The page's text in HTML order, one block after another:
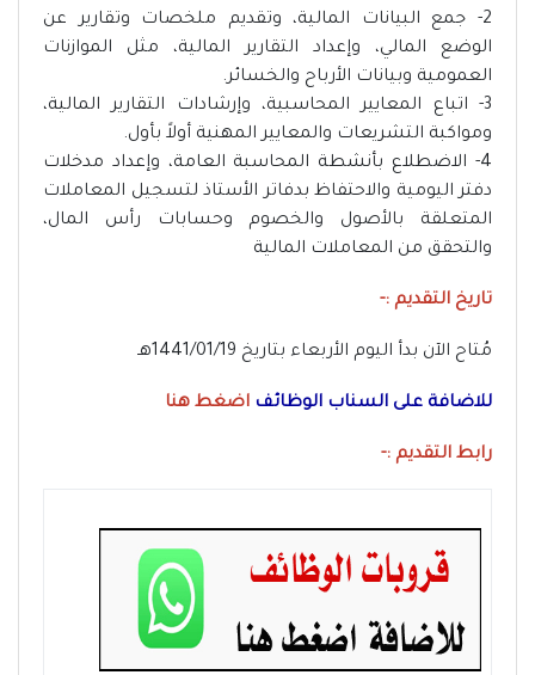
2- جمع البيانات المالية، وتقديم ملخصات وتقارير عن
الوضع المالي، وإعداد التقارير المالية، مثل الموازنات
العمومية وبيانات الأرباح والخسائر.
3- اتباع المعايير المحاسبية، وإرشادات التقارير المالية،
ومواكبة التشريعات والمعايير المهنية أولاً بأول.
4- الاضطلاع بأنشطة المحاسبة العامة، وإعداد مدخلات
دفتر اليومية والاحتفاظ بدفاتر الأستاذ لتسجيل المعاملات
المتعلقة بالأصول والخصوم وحسابات رأس المال،
والتحقق من المعاملات المالية
تاريخ التقديم :-
مُتاح الآن بدأ اليوم الأربعاء بتاريخ 1441/01/19هـ
للاضافة على السناب الوظائف اضغط هنا
رابط التقديم :-